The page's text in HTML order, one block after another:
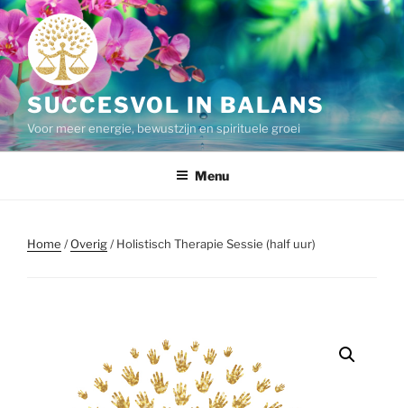
Ga
naar
de
inhoud
SUCCESVOL IN BALANS
Voor meer energie, bewustzijn en spirituele groei
Menu
Home /Overig/ Holistisch Therapie Sessie (half uur)